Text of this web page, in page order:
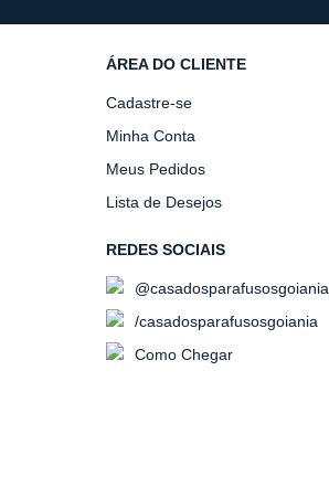
ÁREA DO CLIENTE
Cadastre-se
Minha Conta
Meus Pedidos
Lista de Desejos
REDES SOCIAIS
@casadosparafusosgoiania
/casadosparafusosgoiania
Como Chegar